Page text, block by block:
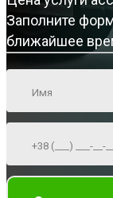
Заполните
ближайшее